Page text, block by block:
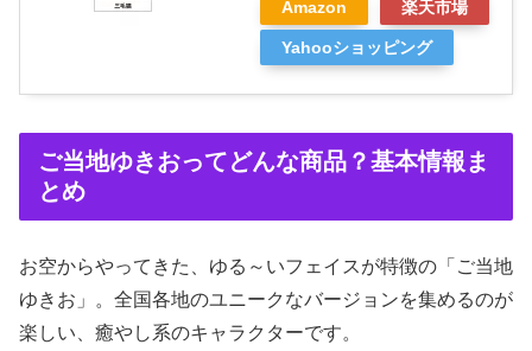
Amazon 楽天市場
Yahooショッピング
ご当地ゆきおってどんな商品？基本情報ま
とめ
お空からやってきた、ゆる～いフェイスが特徴の「ご当地
ゆきお」。全国各地のユニークなバージョンを集めるのが
楽しい、癒やし系のキャラクターです。